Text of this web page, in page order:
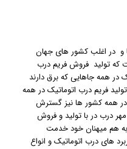
و در اغلب کشور های جهان
که تولید فروش فریم درب
در همه جاهایی که برق دارند
فریم درب اتوماتیک در همه
همه کشور ها نیز گسترش
درب در با تولید و فروش
به هم میهنان خود خدمت
های درب اتوماتیک و انواع